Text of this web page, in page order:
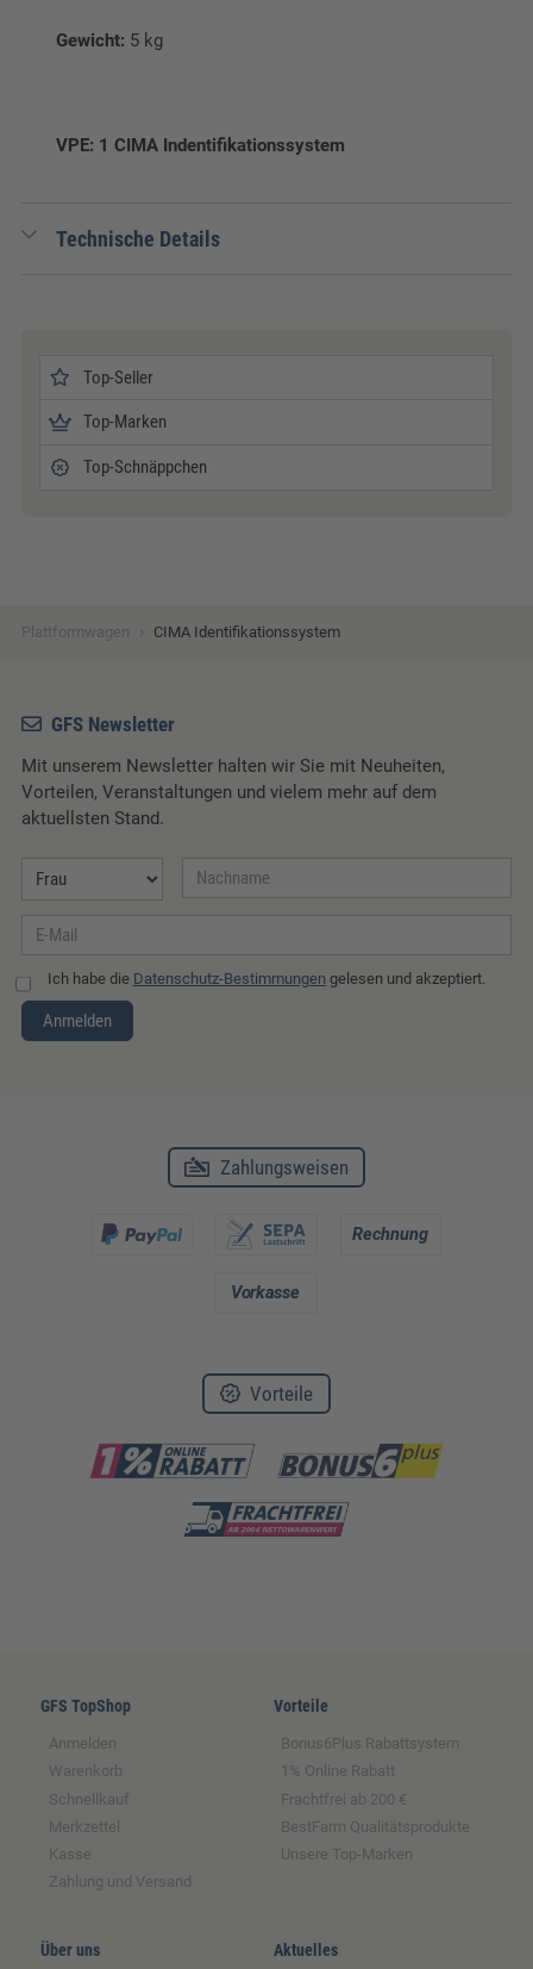
Gewicht: 5 kg
VPE: 1 CIMA Indentifikationssystem
Technische Details
Top-Seller
Top-Marken
Top-Schnäppchen
Plattformwagen CIMA Identifikationssystem
GFS Newsletter
Mit unserem Newsletter halten wir Sie mit Neuheiten,
Vorteilen, Veranstaltungen und vielem mehr auf dem
aktuellsten Stand.
Ich habe die Datenschutz-Bestimmungen gelesen und akzeptiert.
Anmelden
Zahlungsweisen
Vorteile
GFS TopShop
Anmelden
Warenkorb
Schnellkauf
Merkzettel
Kasse
Zahlung und Versand
Vorteile
Bonus6Plus Rabattsystem
1% Online Rabatt
Frachtfrei ab 200 €
BestFarm Qualitätsprodukte
Unsere Top-Marken
Über uns Aktuelles